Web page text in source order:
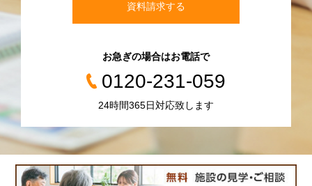
資料請求する
お急ぎの場合はお電話で
0120-231-059
24時間365日対応致します